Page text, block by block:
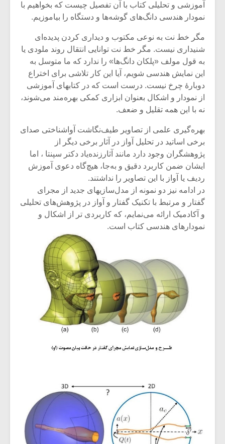
آموزشی و تحلیلی کتاب با آن تفصیل چیست که بخواهیم با
نمودار هندسی دانگ‌های گوشه‌ها و دستگاه را بیاموزیم.
مگر خط نت به نوعی مکتوب و دیداری کردن پدیده‌ای
شنیداری نیست. مگر خط نت توانایی انتقال روند ملودی یا
به قول مولف «پلکان دانگ‌ها» را ندارد که ما متوسل به
این نمایش هندسی شویم، آیا این کار تلاشی برای اختراع
دوبارۀ چرخ نیست. درست است که در کتابهای آموزشی
از نمودار و اشکال بعنوان ابزاری کمکی بهره‌مند می‌شوند،
نه با این همه تقلیل و ضعف.
بهره‌گیری علمی از تصاویر طیف‌نگاشت‌ آواشناختی صدای
برخی اساتید در تحلیل آواز در آثار برخی دیگر از
پژوهشگران وجود دارد مانند آثارزنده‌یاد دکتر سپنتا ، اما
ایشان ضمن کاربرد دقیق و به‌جا، هیچ‌گاه دعوی آموزش
ردیف یا آواز با این تصاویر را نداشتند.
در ادامه نیز دو نمونه از مدل‌سازیهای جدید از مجرای
گفتار و مرتبط با تکنیک گفتار و آواز در پژوهش‌های تحلیلی
و آکادمیک ارائه می‌نمایم، که کاربردی تر از اشکال و
نمودارهای هندسی کتاب است.
یادداشتی بر موسیقی
شیش و نیم»
اگر نمی توانی
مشهورترین باشی،
بدنام ترین باش
دوره
برگزار
موسیقی